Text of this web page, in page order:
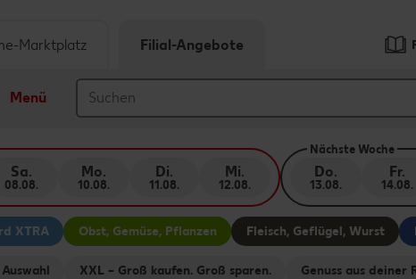
Menü
Marktplatz Filial-Angebote
Sa.
08.08.
Mo.
10.08.
Di.
11.08.
Mi.
12.08.
Nächste Woche
Do.
13.08.
Fr.
14.08.
XTRA Obst, Gemüse, Pflanzen Fleisch, Geflügel, Wurst
XXL – Groß kaufen. Groß sparen. Genuss aus deiner